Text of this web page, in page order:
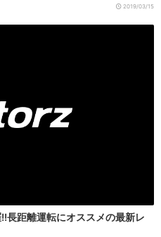
2019/03/15
長距離運転にオススメの最新レ